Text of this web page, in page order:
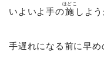
いよいよ手の施
ほどこ
しよ
手遅れになる前に早め